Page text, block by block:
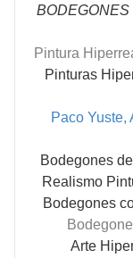
Pintura
Pinturas
Paco Yuste,
Bodegones
Realismo
Bodegones
Arte